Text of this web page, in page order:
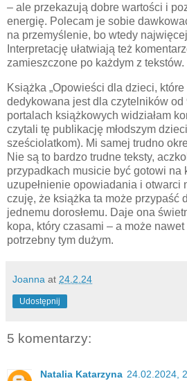
– ale przekazują dobre wartości i
energię. Polecam je sobie
na przemyślenie, bo wtedy
Interpretację ułatwiają też
zamieszczone po każdym z tekstów.
Książka „Opowieści dla dzieci,
dedykowana jest dla czytelników od
portalach książkowych widziałam
czytali tę publikację młodszym
sześciolatkom). Mi samej trudno
Nie są to bardzo trudne teksty,
przypadkach musicie być gotowi na
uzupełnienie opowiadania i otwarci
czuję, że książka ta może przypaść
jednemu dorosłemu. Daje ona
kopa, który czasami – a może
potrzebny tym dużym.
Joanna at 24.2.24
Udostępnij
5 komentarzy:
Natalia Katarzyna 24.02.2024,